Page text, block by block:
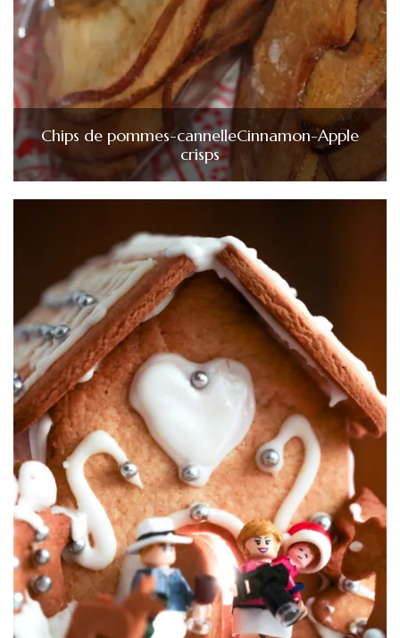
Chips de pommes-cannelleCinnamon-Apple
crisps